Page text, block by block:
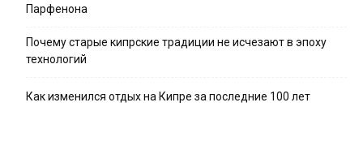
Парфенона
Почему старые кипрские традиции не исчезают в эпоху
технологий
Как изменился отдых на Кипре за последние 100 лет